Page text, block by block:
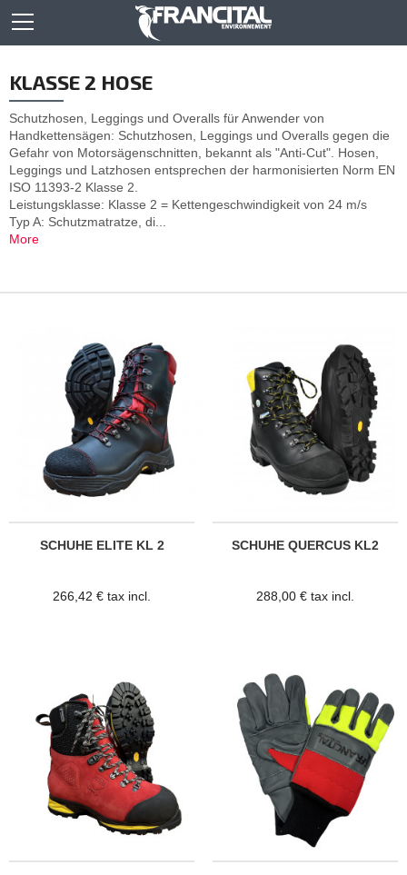
KLASSE 2 HOSE
Schutzhosen, Leggings und Overalls für Anwender von
Handkettensägen: Schutzhosen, Leggings und Overalls gegen die
Gefahr von Motorsägenschnitten, bekannt als "Anti-Cut". Hosen,
Leggings und Latzhosen entsprechen der harmonisierten Norm EN
ISO 11393-2 Klasse 2.
Leistungsklasse: Klasse 2 = Kettengeschwindigkeit von 24 m/s
Typ A: Schutzmatratze, di...
More
SCHUHE ELITE KL 2
266,42 € tax incl.
SCHUHE QUERCUS KL2
288,00 € tax incl.